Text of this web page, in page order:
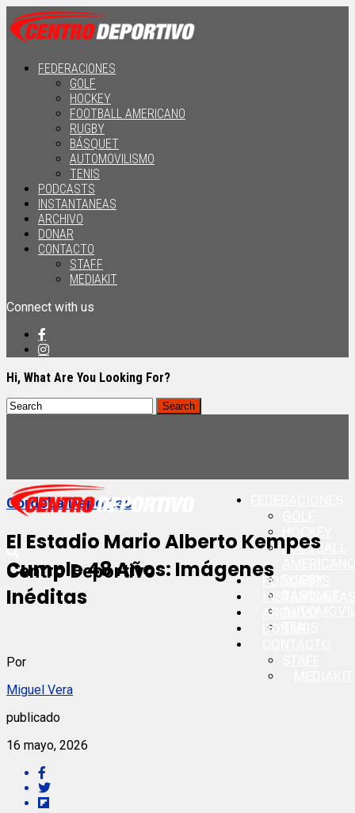
FEDERACIONES
GOLF
HOCKEY
FOOTBALL AMERICANO
RUGBY
BÁSQUET
AUTOMOVILISMO
TENIS
PODCASTS
INSTANTANEAS
ARCHIVO
DONAR
CONTACTO
STAFF
MEDIAKIT
Connect with us
Hi, What Are You Looking For?
Centro Deportivo
FOOTBALL
PODCASTS
INSTANTANEAS
ARCHIVO
DONAR
Cordoba Deportes
El Estadio Mario Alberto Kempes
Cumple 48 Años: Imágenes
Inéditas
Por
Miguel Vera
publicado
16 mayo, 2026